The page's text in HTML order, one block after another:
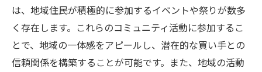
は、地域住民が積極的に参加するイベントや祭りが数多
く存在します。これらのコミュニティ活動に参加するこ
とで、地域の一体感をアピールし、潜在的な買い手との
信頼関係を構築することが可能です。また、地域の活動